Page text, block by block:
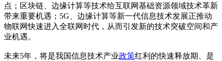
点；区块链、边缘计算等技术给互联网基础资源领域技术革新
带来重要机遇；5G、边缘计算等新一代信息技术发展正推动
物联网快速进入全联网时代，从而引发新的技术突破空间和产
业机遇。
未来5年，将是我国信息技术产业政策红利的快速释放期、是